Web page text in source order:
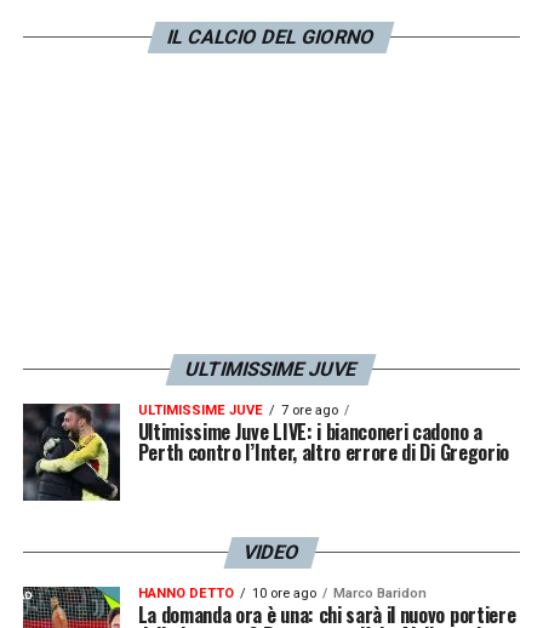
Mazzini fa sua la sfera in presa bassa.
26′ Tiro Rosa – Vicino al primo gol con la
Juventus U23 il brasiliano, il cui tocco di
punta dentro l’area piccola sfiora di
pochissimo il palo.
39′ Occasione Rosa – Ancora pericoloso a
sinistra il brasiliano, il cui tentativo dal fondo
IL CALCIO DEL GIORNO
ULTIMISSIME JUVE
ULTIMISSIME JUVE 7 ore ago
Ultimissime Juve LIVE: i bianconeri cadono a
Perth contro l’Inter, altro errore di Di Gregorio
VIDEO
HANNO DETTO 10 ore ago Marco Baridon
La domanda ora è una: chi sarà il nuovo portiere